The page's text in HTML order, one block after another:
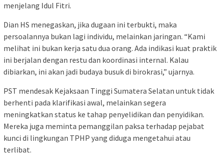
menjelang Idul Fitri.
Dian HS menegaskan, jika dugaan ini terbukti, maka
persoalannya bukan lagi individu, melainkan jaringan. “Kami
melihat ini bukan kerja satu dua orang. Ada indikasi kuat praktik
ini berjalan dengan restu dan koordinasi internal. Kalau
dibiarkan, ini akan jadi budaya busuk di birokrasi,” ujarnya.
PST mendesak Kejaksaan Tinggi Sumatera Selatan untuk tidak
berhenti pada klarifikasi awal, melainkan segera
meningkatkan status ke tahap penyelidikan dan penyidikan.
Mereka juga meminta pemanggilan paksa terhadap pejabat
kunci di lingkungan TPHP yang diduga mengetahui atau
terlibat.